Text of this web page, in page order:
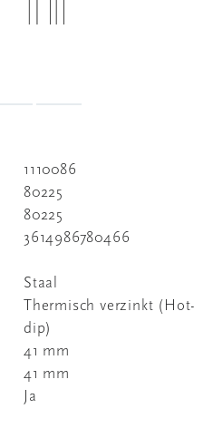
1110086
80225
80225
3614986780466
Staal
Thermisch verzinkt (Hot-
dip)
41 mm
41 mm
Ja